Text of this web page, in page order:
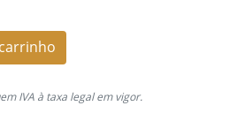
IVA à taxa legal em vigor.